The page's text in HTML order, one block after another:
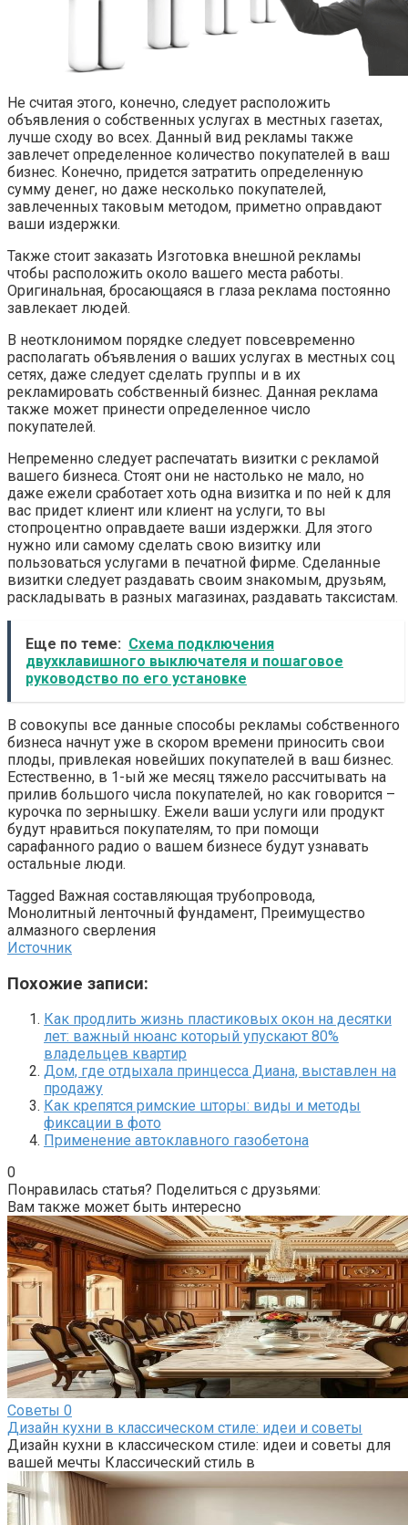
Не считая этого, конечно, следует расположить
объявления о собственных услугах в местных газетах,
лучше сходу во всех. Данный вид рекламы также
завлечет определенное количество покупателей в ваш
бизнес. Конечно, придется затратить определенную
сумму денег, но даже несколько покупателей,
завлеченных таковым методом, приметно оправдают
ваши издержки.
Также стоит заказать Изготовка внешной рекламы
чтобы расположить около вашего места работы.
Оригинальная, бросающаяся в глаза реклама постоянно
завлекает людей.
В неотклонимом порядке следует повсевременно
располагать объявления о ваших услугах в местных соц
сетях, даже следует сделать группы и в их
рекламировать собственный бизнес. Данная реклама
также может принести определенное число
покупателей.
Непременно следует распечатать визитки с рекламой
вашего бизнеса. Стоят они не настолько не мало, но
даже ежели сработает хоть одна визитка и по ней к для
вас придет клиент или клиент на услуги, то вы
стопроцентно оправдаете ваши издержки. Для этого
нужно или самому сделать свою визитку или
пользоваться услугами в печатной фирме. Сделанные
визитки следует раздавать своим знакомым, друзьям,
раскладывать в разных магазинах, раздавать таксистам.
Еще по теме: Схема подключения
двухклавишного выключателя и пошаговое
руководство по его установке
В совокупы все данные способы рекламы собственного
бизнеса начнут уже в скором времени приносить свои
плоды, привлекая новейших покупателей в ваш бизнес.
Естественно, в 1-ый же месяц тяжело рассчитывать на
прилив большого числа покупателей, но как говорится –
курочка по зернышку. Ежели ваши услуги или продукт
будут нравиться покупателям, то при помощи
сарафанного радио о вашем бизнесе будут узнавать
остальные люди.
Tagged Важная составляющая трубопровода,
Монолитный ленточный фундамент, Преимущество
алмазного сверления
Источник
Похожие записи:
Как продлить жизнь пластиковых окон на десятки
лет: важный нюанс который упускают 80%
владельцев квартир
Дом, где отдыхала принцесса Диана, выставлен на
продажу
Как крепятся римские шторы: виды и методы
фиксации в фото
Применение автоклавного газобетона
0
Понравилась статья? Поделиться с друзьями:
Вам также может быть интересно
Советы 0
Дизайн кухни в классическом стиле: идеи и советы
Дизайн кухни в классическом стиле: идеи и советы для
вашей мечты Классический стиль в